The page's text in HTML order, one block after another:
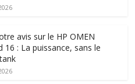
avis sur le HP OMEN
16 : La puissance, sans le